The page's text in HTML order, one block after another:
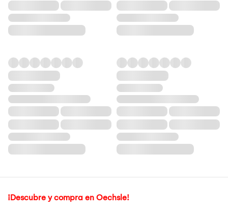
¡Descubre y compra en Oechsle!